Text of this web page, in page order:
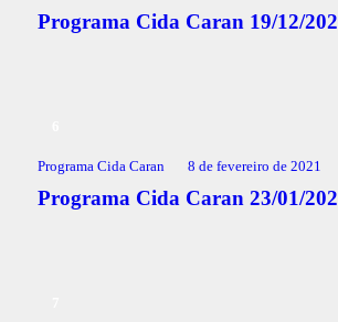
Programa Cida Caran 19/12/
Programa Cida Caran 8 de fevereiro de 2021
Programa Cida Caran 23/01/